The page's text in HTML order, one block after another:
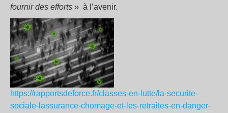
fournir des efforts » à l’avenir.
https://rapportsdeforce.fr/classes-en-lutte/la-securite-
sociale-lassurance-chomage-et-les-retraites-en-danger-